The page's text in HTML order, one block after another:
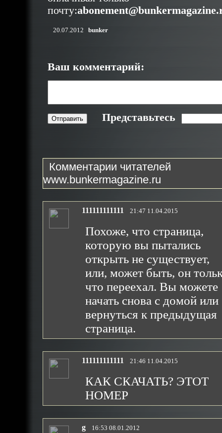
почту:
20.07.2012 bunker
Ваш комментарий:
Представьтесь
Комментарии читателей
www.bunkermagazine.ru
111111111111 21:47 11.04.2015
Похоже, что страница,
которую вы пытались
открыть не существует,
или, может быть, он
что переехал. Вы можете
начать снова с домой или
вернуться к предыдущая
страница.
111111111111 21:46 11.04.2015
КАК СКАЧАТЬ? ЭТОТ
НОМЕР
g 16:53 08.01.2012